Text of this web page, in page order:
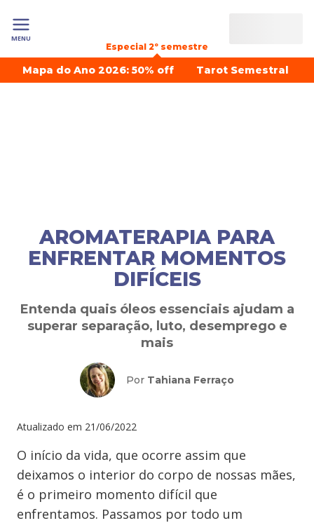
MENU
Especial 2º semestre
Mapa do Ano 2026: 50% off Tarot Semestral
AROMATERAPIA PARA
ENFRENTAR MOMENTOS
DIFÍCEIS
Entenda quais óleos essenciais ajudam a
superar separação, luto, desemprego e
mais
Por Tahiana Ferraço
Atualizado em 21/06/2022
O início da vida, que ocorre assim que
deixamos o interior do corpo de nossas mães,
é o primeiro momento difícil que
enfrentamos. Passamos por todo um